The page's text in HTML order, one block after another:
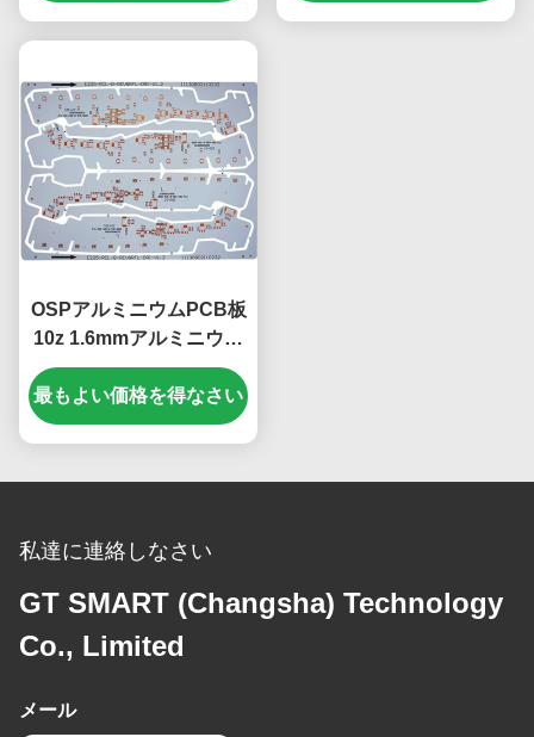
OSPアルミニウムPCB板
10z 1.6mmアルミニウム
プリント基板
最もよい価格を得なさい
私達に連絡しなさい
GT SMART (Changsha) Technology
Co., Limited
メール